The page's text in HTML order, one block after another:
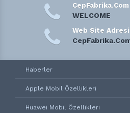
CepFabrika.Com
WELCOME
Web Site Adresi
Haberler
Apple Mobil Özellikleri
Huawei Mobil Özellikleri